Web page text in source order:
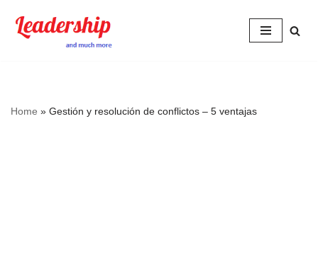
Skip
Home » Gestión y resolución de conflictos – 5 ventajas